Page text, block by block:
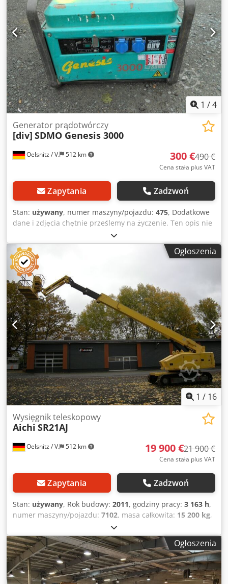
chłodzony wodą Skrzynia biegów: 4-biegowa automatyczna
Opony: 385/95R 24, bieżnik przód 21 mm, tył 18 mm
Chedpfozrw E Ssx Ab Rja ID 7033 Szczegółowe dane
techniczne i dodatkowe zdjęcia na zapytanie. Niniejszy
opis nie stanowi oferty wiążącej i może zawierać błędy.
Brak gwarancji na podane informacje.
1 /4
Oelsnitz / V. 512 km
Generator prądotwórczy
[div] SDMO Genesis 3000
300 €490 €
Cena stała plus VAT
Zapytania Zadzwoń
Stan: używany, numer maszyny/pojazdu: 475, Dodatkowe
dane i zdjęcia chętnie prześlemy na życzenie. Ten opis nie
stanowi wiążącej oferty i może zawierać błędy. Brak
gwarancji co do wszystkich podanych informacji. Chodpfx
Ajzrw E Eob Rja
Ogłoszenia
1 / 16
Oelsnitz / V. 512 km
Wysięgnik teleskopowy
Aichi SR21AJ
19 900 €21 900 €
Cena stała plus VAT
Zapytania Zadzwoń
Stan: używany, Rok budowy: 2011, godziny pracy: 3 163 h,
numer maszyny/pojazdu: 7102, masa całkowita: 15 200 kg,
typ silnika: Diesel, producent: Aichi Chjdpfjzcbduox Ab Rsa
Ogłoszenia